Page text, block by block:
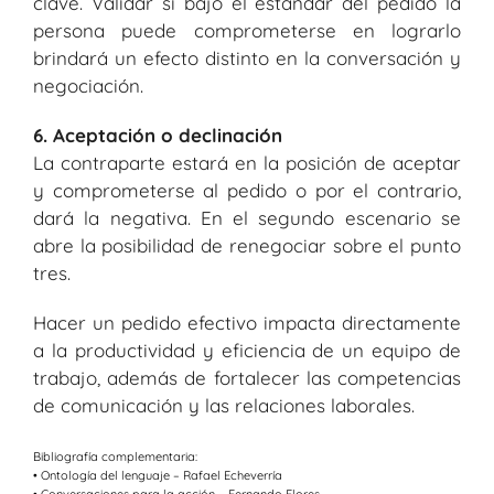
persona puede comprometerse en lograrlo
brindará un efecto distinto en la conversación y
negociación.
6. Aceptación o declinación
La contraparte estará en la posición de aceptar
y comprometerse al pedido o por el contrario,
dará la negativa. En el segundo escenario se
abre la posibilidad de renegociar sobre el punto
tres.
Hacer un pedido efectivo impacta directamente
a la productividad y eficiencia de un equipo de
trabajo, además de fortalecer las competencias
de comunicación y las relaciones laborales.
Bibliografía complementaria:
• Ontología del lenguaje – Rafael Echeverría